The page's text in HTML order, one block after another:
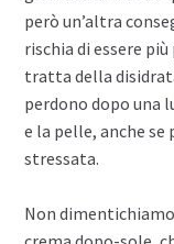
però un’altra
rischia di essere
tratta della
perdono dopo una
e la pelle, anche
stressata.
Non